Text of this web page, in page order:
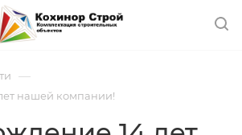
—
нашей компании!